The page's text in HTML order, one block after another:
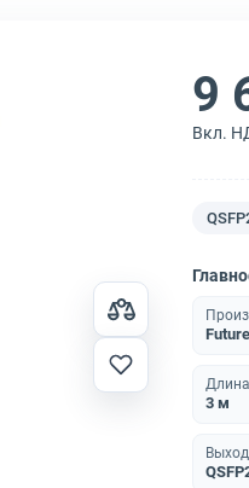
9
Вкл.
Длина
3 м